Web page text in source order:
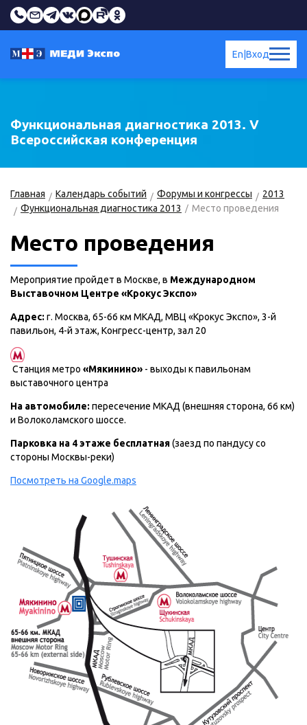
Вход
En
Функциональная диагностика 2013. V
Всероссийская конференция
Главная Календарь событий Форумы и конгрессы
2013
Функциональная диагностика 2013
Место проведения
Место проведения
Мероприятие пройдет в Москве, в Международном
Выставочном Центре «Крокус Экспо»
Адрес: г. Москва, 65-66 км МКАД, МВЦ «Крокус Экспо», 3-й
павильон, 4-й этаж, Конгресс-центр, зал 20
Станция метро «Мякинино» - выходы к павильонам
выставочного центра
На автомобиле: пересечение МКАД (внешняя сторона, 66 км)
и Волоколамского шоссе.
Парковка на 4 этаже бесплатная(заезд по пандусу со
стороны Москвы-реки)
Посмотреть на Google.maps